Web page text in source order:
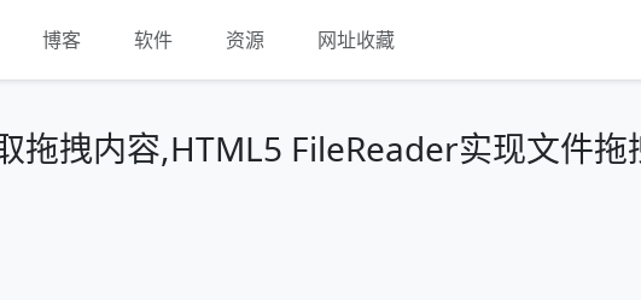
博客 软件 资源 网址收藏
拖拽内容,HTML5 FileReader实现文件拖